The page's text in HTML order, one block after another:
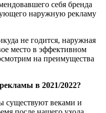
себя бренда
наружную рекламу
не годится, наружная
место в эффективном
на преимущества
в 2021/2022?
веками и